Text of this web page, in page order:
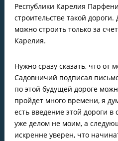
Республики Карелия
строительстве такой
можно строить только за
Карелия.
Нужно сразу сказать, что от
Садовничий подписал
по этой будущей дороге
пройдет много времени, я
есть введение этой дороги в
уже делом не моим, а
искренне уверен, что